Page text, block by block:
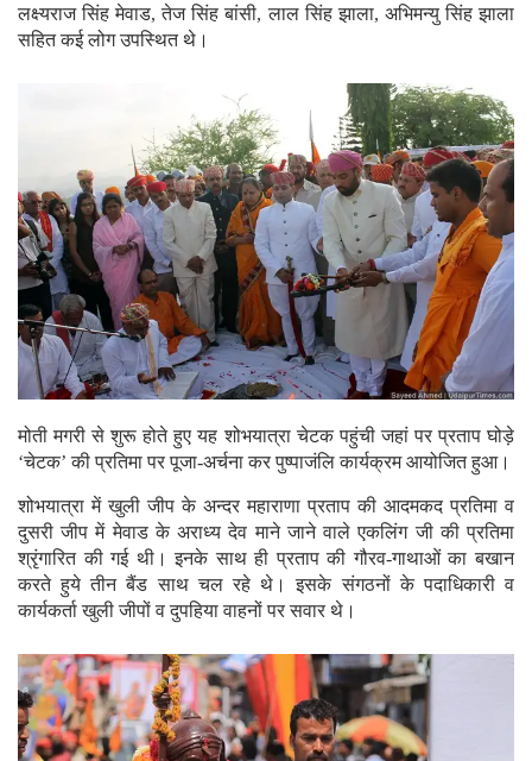
लक्ष्यराज सिंह मेवाड, तेज सिंह बांसी, लाल सिंह झाला, अभिमन्यु सिंह झाला
सहित कई लोग उपस्थित थे।
मोती मगरी से शुरू होते हुए यह शोभयात्रा चेटक पहुंची जहां पर प्रताप घोड़े
‘चेटक’ की प्रतिमा पर पूजा-अर्चना कर पुष्पाजंलि कार्यक्रम आयोजित हुआ।
शोभयात्रा में खुली जीप के अन्दर महाराणा प्रताप की आदमकद प्रतिमा व
दुसरी जीप में मेवाड के अराध्य देव माने जाने वाले एकलिंग जी की प्रतिमा
श्रृंगारित की गई थी। इनके साथ ही प्रताप की गौरव-गाथाओं का बखान
करते हुये तीन बैंड साथ चल रहे थे। इसके संगठनों के पदाधिकारी व
कार्यकर्ता खुली जीपों व दुपहिया वाहनों पर सवार थे।